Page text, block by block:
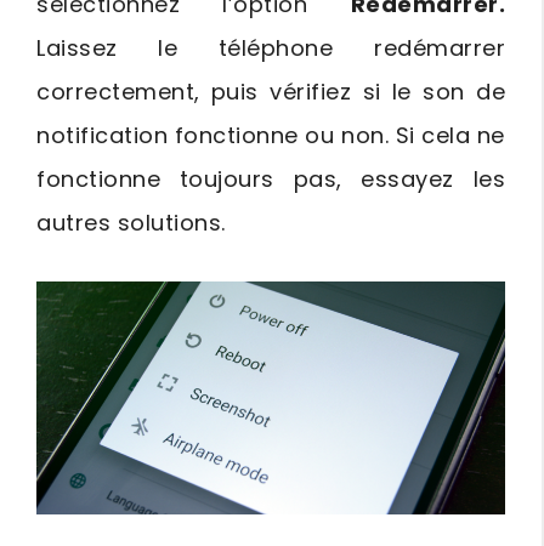
Laissez le téléphone redémarrer
correctement, puis vérifiez si le son de
notification fonctionne ou non. Si cela ne
fonctionne toujours pas, essayez les
autres solutions.